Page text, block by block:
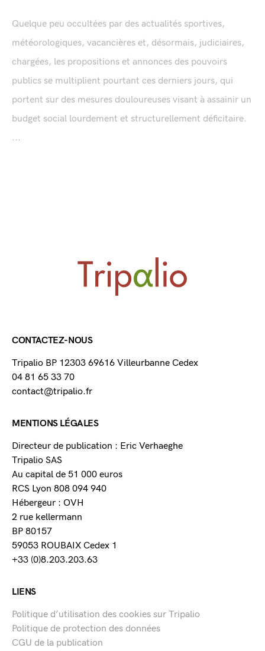
Quelque peu occultées par des actualités sportives,
météorologiques, vacancières et, désormais, judiciaires,
chargées, les propositions et annonces des pouvoirs
publics se multiplient pourtant ces derniers jours, qui
portent sur des mesures douloureuses visant à assainir un
budget social lourdement et structurellement déficitaire.
...
CONTACTEZ-NOUS
Tripalio BP 12303 69616 Villeurbanne Cedex
04 81 65 33 70
contact@tripalio.fr
MENTIONS LÉGALES
Directeur de publication : Eric Verhaeghe
Tripalio SAS
Au capital de 51 000 euros
RCS Lyon 808 094 940
Hébergeur : OVH
2 rue kellermann
BP 80157
59053 ROUBAIX Cedex 1
+33 (0)8.203.203.63
LIENS
Politique d’utilisation des cookies sur Tripalio
Politique de protection des données
CGU de la publication